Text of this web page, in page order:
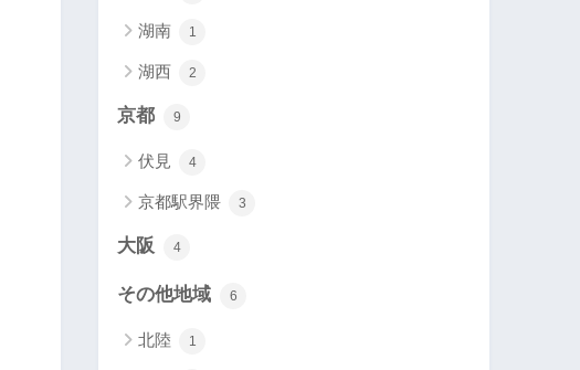
湖南 1
湖西 2
京都 9
伏見 4
京都駅界隈 3
大阪 4
その他地域 6
北陸 1